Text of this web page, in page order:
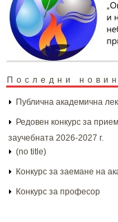
Последни
Публична академична
Редовен конкурс за
заучебната 2026-2027 г.
(no title)
Конкурс за заемане на
Конкурс за професор